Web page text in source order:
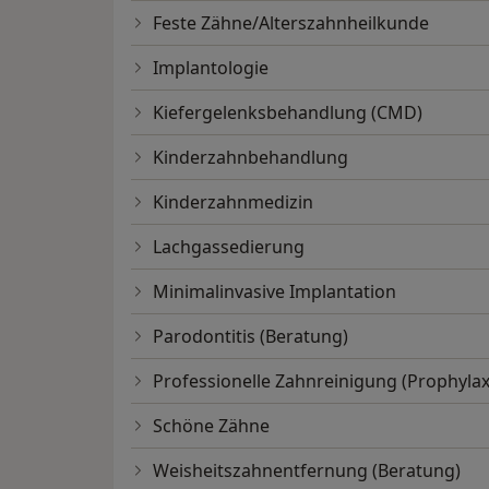
Feste Zähne/Alterszahnheilkunde
Implantologie
Kiefergelenksbehandlung (CMD)
Kinderzahnbehandlung
Kinderzahnmedizin
Lachgassedierung
Minimalinvasive Implantation
Parodontitis (Beratung)
Professionelle Zahnreinigung
Schöne Zähne
Weisheitszahnentfernung (Beratung)